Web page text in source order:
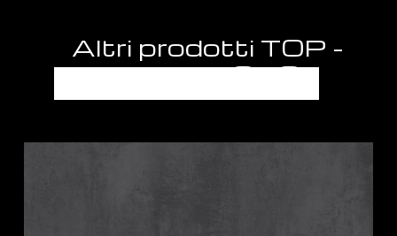
Altri prodotti TOP -
PIANI LAVORO